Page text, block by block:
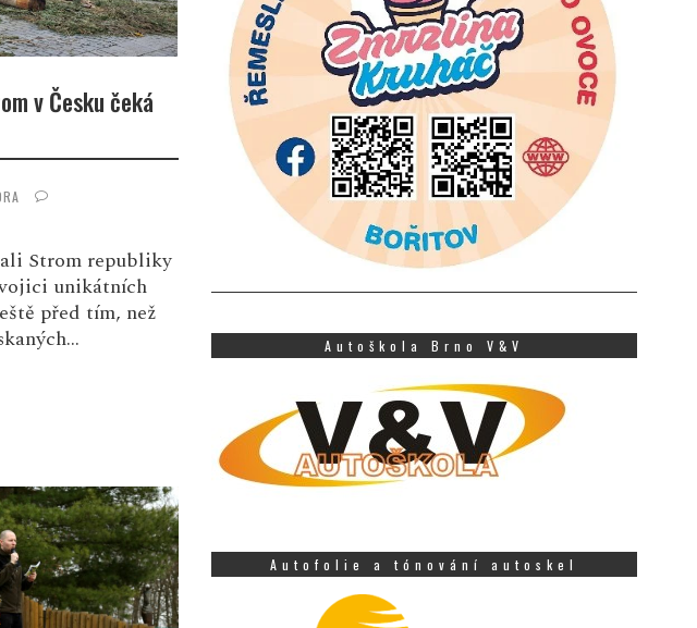
v Česku čeká
Strom republiky
unikátních
před tím, než
Autoškola Brno V&V
Autofolie a tónování autoskel